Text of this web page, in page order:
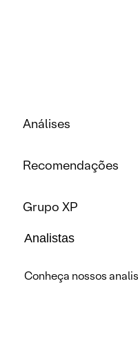
Análises
Recomendações
Grupo XP
Analistas
Conheça nossos